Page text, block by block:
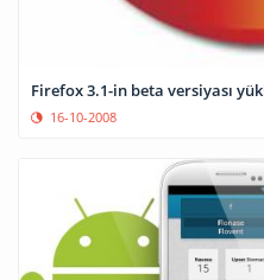
Firefox 3.1-in beta versiyası
16-10-2008